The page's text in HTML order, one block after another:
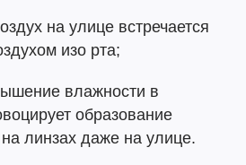
на улице встречается
изо рта;
влажности в
образование
линзах даже на улице.